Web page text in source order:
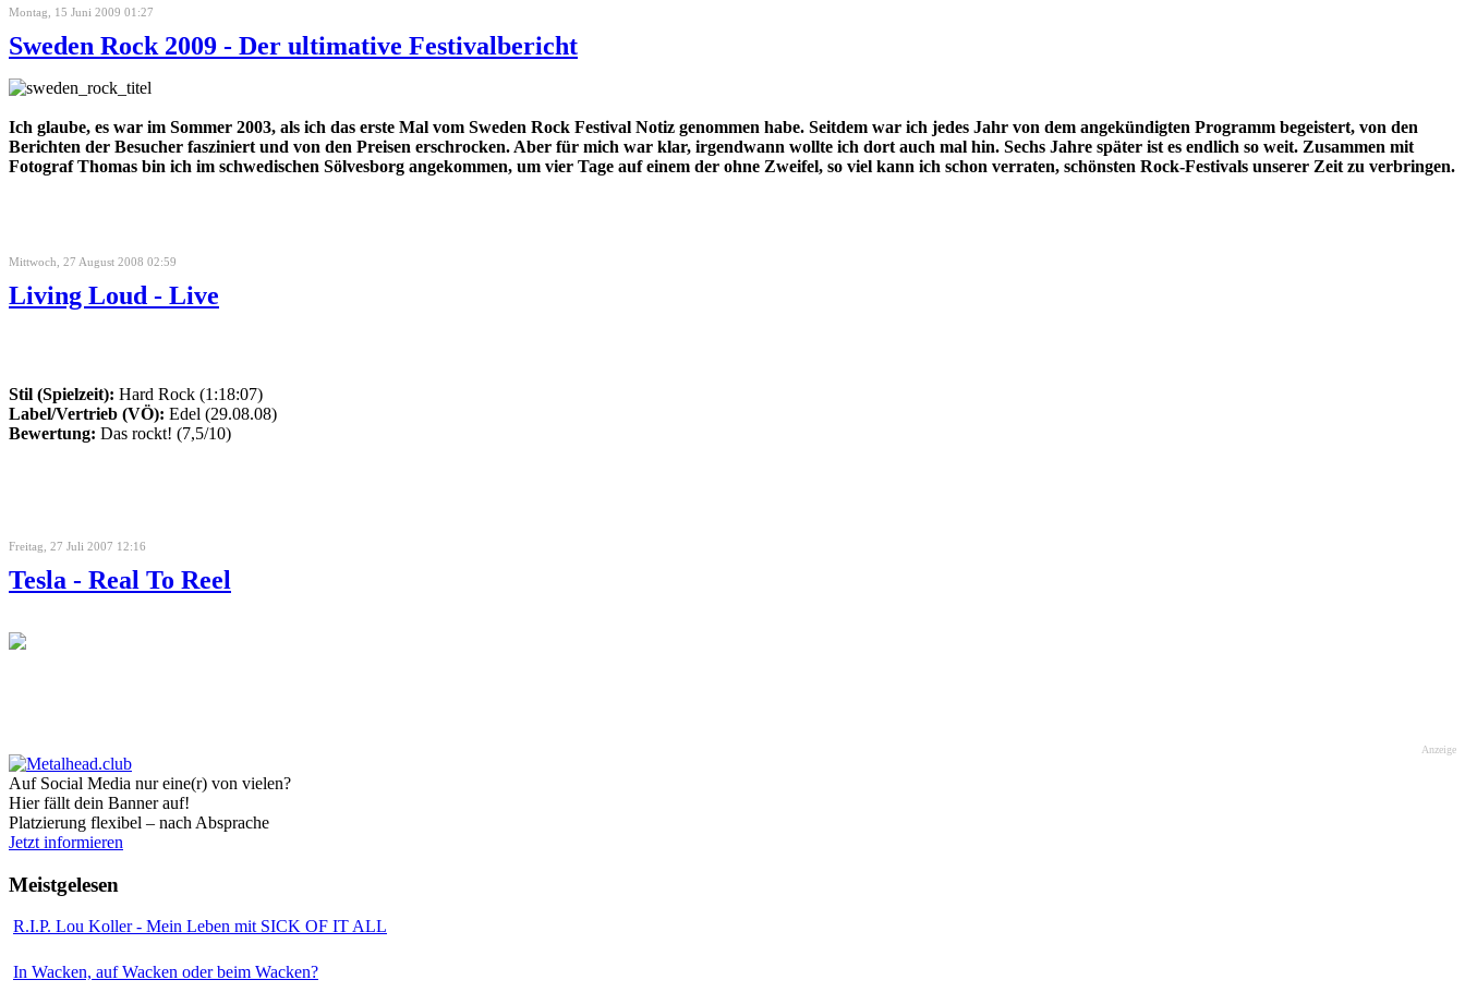
Montag, 15 Juni 2009 01:27
Sweden Rock 2009 - Der ultimative Festivalbericht
Ich glaube, es war im Sommer 2003, als ich das erste Mal vom Sweden Rock Festival Notiz genommen habe. Seitdem war ich jedes Jahr von dem angekündigten Programm begeistert, von den
Berichten der Besucher fasziniert und von den Preisen erschrocken. Aber für mich war klar, irgendwann wollte ich dort auch mal hin. Sechs Jahre später ist es endlich so weit. Zusammen mit
Fotograf Thomas bin ich im schwedischen Sölvesborg angekommen, um vier Tage auf einem der ohne Zweifel, so viel kann ich schon verraten, schönsten Rock-Festivals unserer Zeit zu verbringen.
Mittwoch, 27 August 2008 02:59
Living Loud - Live
Stil (Spielzeit): Hard Rock (1:18:07)
Label/Vertrieb (VÖ): Edel (29.08.08)
Bewertung: Das rockt! (7,5/10)
Freitag, 27 Juli 2007 12:16
Tesla - Real To Reel
Anzeige
Auf Social Media nur eine(r) von vielen?
Hier fällt dein Banner auf!
Platzierung flexibel – nach Absprache
Jetzt informieren
Meistgelesen
R.I.P. Lou Koller - Mein Leben mit SICK OF IT ALL
In Wacken, auf Wacken oder beim Wacken?